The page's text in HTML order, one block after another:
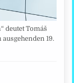
deutet Tomáš
19.